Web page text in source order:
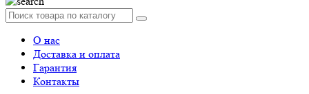
О нас
Доставка и оплата
Гарантия
Контакты